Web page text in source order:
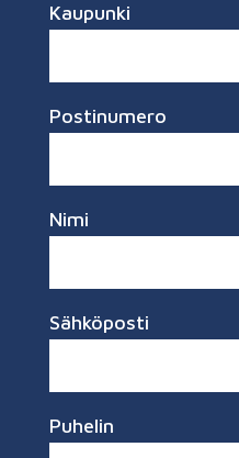
Kaupunki
Postinumero
Nimi
Sähköposti
Puhelin